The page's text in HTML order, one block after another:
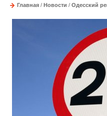
Главная / Новости / Одесский